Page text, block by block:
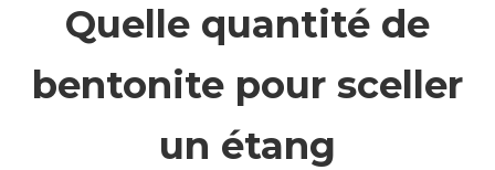
Quelle quantité de
bentonite pour sceller
un étang